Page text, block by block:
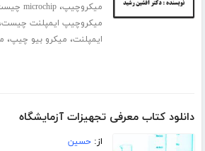
میکروچیپ،microchip چیست
میکروچیپ ایمپلنت چیست
ایمپلنت، میکرو بیو چیپ،
دانلود کتاب معرفی تجهیزات آزمایشگاه
از:حسین